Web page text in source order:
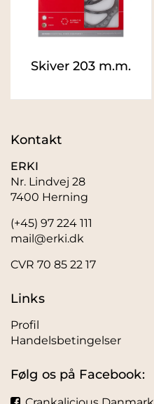
Skiver 203 m.m.
Kontakt
ERKI
Nr. Lindvej 28
7400 Herning
(+45) 97 224 111
mail@erki.dk
CVR 70 85 22 17
Links
Profil
Handelsbetingelser
Følg os på Facebook: